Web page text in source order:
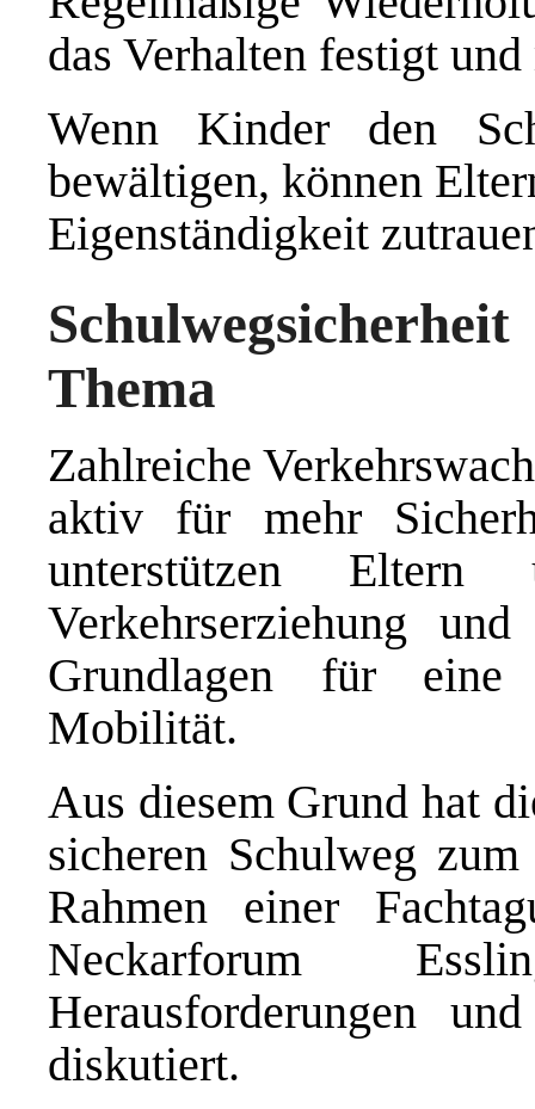
das Verhalten festigt
Wenn Kinder den
bewältigen, können
Eigenständigkeit
Thema
Zahlreiche
aktiv für mehr
unterstützen
Verkehrserziehung
Grundlagen für eine
Mobilität.
Aus diesem Grund hat
sicheren Schulweg
Rahmen einer
Neckarforum
Herausforderungen
diskutiert.